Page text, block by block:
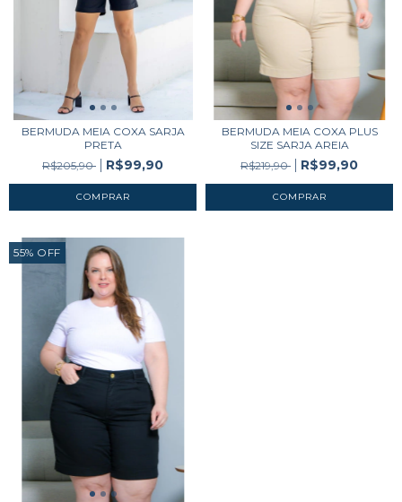
BERMUDA MEIA COXA SARJA
PRETA
R$205,90
R$99,90
COMPRAR
BERMUDA MEIA COXA PLUS
SIZE SARJA AREIA
R$219,90
R$99,90
COMPRAR
55% OFF